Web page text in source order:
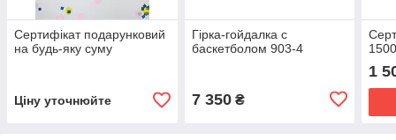
Сертифікат подарунковий
на будь-яку суму
Ціну уточнюйте
Гірка-гойдалка с
баскетболом 903-4
7 350₴
1